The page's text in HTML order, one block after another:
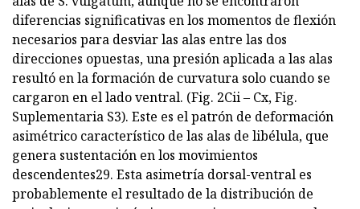
diferencias significativas en los momentos de flexión
necesarios para desviar las alas entre las dos
direcciones opuestas, una presión aplicada a las alas
resultó en la formación de curvatura solo cuando se
cargaron en el lado ventral. (Fig. 2Cii – Cx, Fig.
Suplementaria S3). Este es el patrón de deformación
asimétrico característico de las alas de libélula, que
genera sustentación en los movimientos
descendentes29. Esta asimetría dorsal-ventral es
probablemente el resultado de la distribución de